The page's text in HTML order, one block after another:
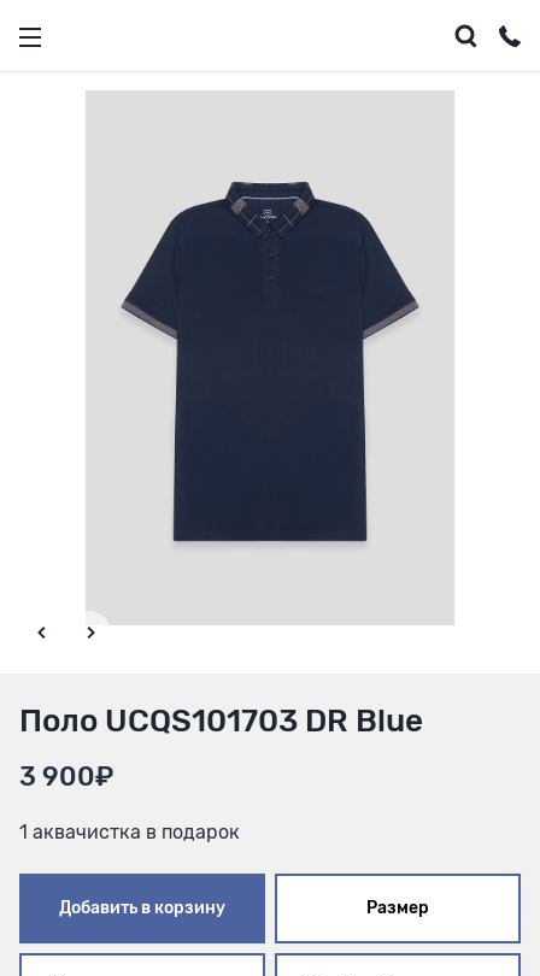
Поло UCQS101703 DR Blue
3 900₽
1 аквачистка в подарок
Добавить в корзину Размер